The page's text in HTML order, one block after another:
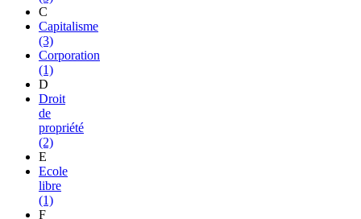
C
Capitalisme
(3)
Corporation
(1)
D
Droit
de
propriété
(2)
E
Ecole
libre
(1)
F